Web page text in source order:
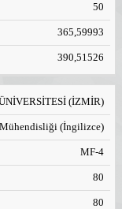
50
365,59993
390,51526
(İZMİR)
(İngilizce)
MF-4
80
80